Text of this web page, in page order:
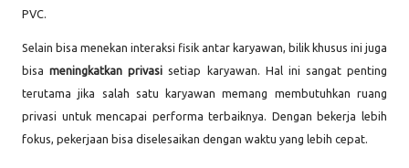
PVC.
Selain bisa menekan interaksi fisik antar karyawan, bilik khusus ini juga
bisameningkatkan privasi setiap karyawan. Hal ini sangat penting
terutama jika salah satu karyawan memang membutuhkan ruang
privasi untuk mencapai performa terbaiknya. Dengan bekerja lebih
fokus, pekerjaan bisa diselesaikan dengan waktu yang lebih cepat.